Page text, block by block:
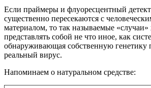
Если праймеры и флуоресцентный
существенно пересекаются с
материалом, то так называемые «случаи»
представлять собой не что иное, как
обнаруживающая собственную генетику
реальный вирус.
Напоминаем о натуральном средстве: